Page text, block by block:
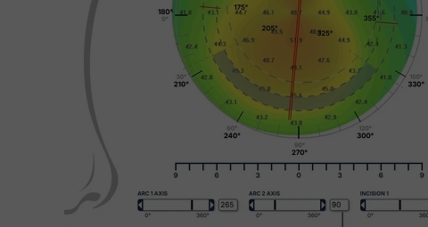
Okulistyka dziecięca
Pierścienie śródrogówkowe INTACS
AMD
Sztuczna tęczówka
zobacz więcej...